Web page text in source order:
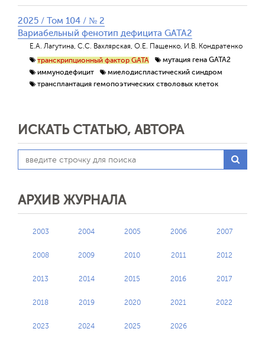
2025 / Том 104 / № 2
Вариабельный фенотип дефицита GATA2
Е.А. Лагутина, С.С. Вахлярская, О.Е. Пащенко, И.В. Кондратенко
транскрипционный фактор GATA
мутация гена GATA2
иммунодефицит
миелодиспластический синдром
трансплантация гемопоэтических стволовых клеток
ИСКАТЬ СТАТЬЮ, АВТОРА
АРХИВ ЖУРНАЛА
2003 2004 2005 2006 2007
2008 2009 2010 2011 2012
2013 2014 2015 2016 2017
2018 2019 2020 2021 2022
2023 2024 2025 2026